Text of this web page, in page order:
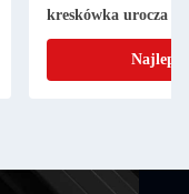
sojowa